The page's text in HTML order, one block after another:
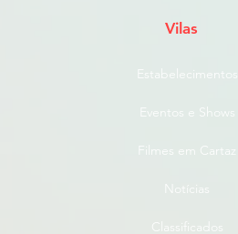
Vilas
Estabelecimentos
Eventos e Shows
Filmes em Cartaz
Notícias
Classificados